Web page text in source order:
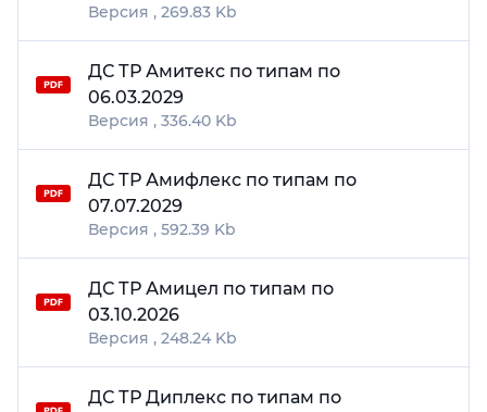
269.83 Kb
ДС ТР Амитекс по типам по
06.03.2029
336.40 Kb
ДС ТР Амифлекс по типам по
07.07.2029
592.39 Kb
ДС ТР Амицел по типам по
03.10.2026
248.24 Kb
ДС ТР Диплекс по типам по